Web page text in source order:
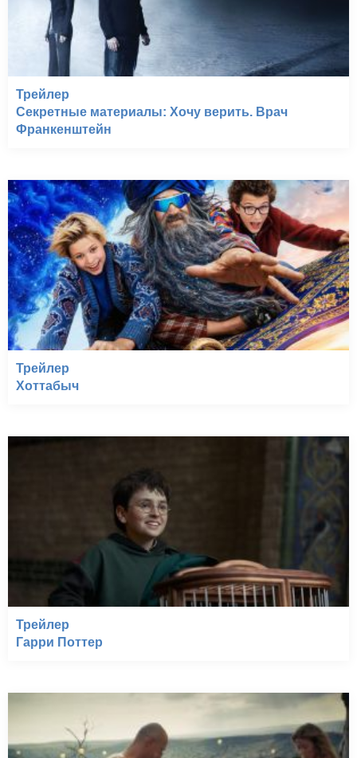
Трейлер
Секретные материалы: Хочу верить. Врач
Франкенштейн
Трейлер
Хоттабыч
Трейлер
Гарри Поттер